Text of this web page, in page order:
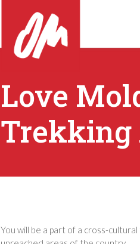
Love
Trekking
You will be a part of a cross-